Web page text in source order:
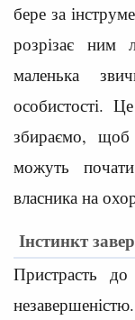
бере за
розрізає ним
маленька
особистості.
збираємо,
можуть
власника на
Інстинкт
Пристрасть